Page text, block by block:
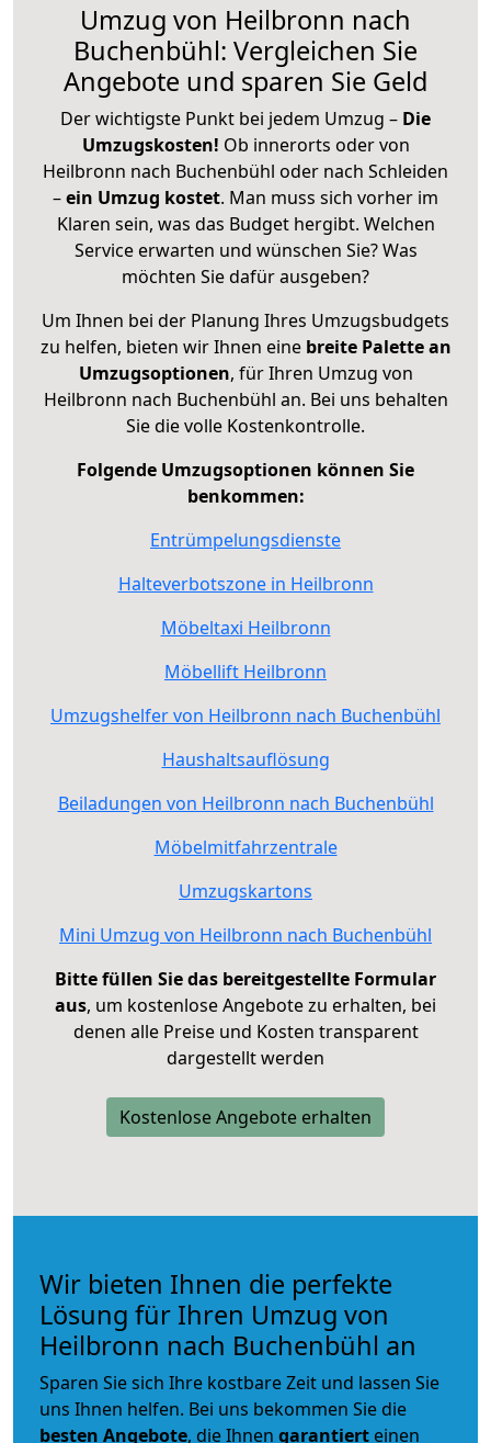
Umzug von Heilbronn nach
Buchenbühl: Vergleichen Sie
Angebote und sparen Sie Geld
Der wichtigste Punkt bei jedem Umzug – Die
Umzugskosten! Ob innerorts oder von
Heilbronn nach Buchenbühl oder nach Schleiden
–ein Umzug kostet. Man muss sich vorher im
Klaren sein, was das Budget hergibt. Welchen
Service erwarten und wünschen Sie? Was
möchten Sie dafür ausgeben?
Um Ihnen bei der Planung Ihres Umzugsbudgets
zu helfen, bieten wir Ihnen eine breite Palette an
Umzugsoptionen, für Ihren Umzug von
Heilbronn nach Buchenbühl an. Bei uns behalten
Sie die volle Kostenkontrolle.
Folgende Umzugsoptionen können Sie
benkommen:
Entrümpelungsdienste
Halteverbotszone in Heilbronn
Möbeltaxi Heilbronn
Möbellift Heilbronn
Umzugshelfer von Heilbronn nach Buchenbühl
Haushaltsauflösung
Beiladungen von Heilbronn nach Buchenbühl
Möbelmitfahrzentrale
Umzugskartons
Mini Umzug von Heilbronn nach Buchenbühl
Bitte füllen Sie das bereitgestellte Formular
aus, um kostenlose Angebote zu erhalten, bei
denen alle Preise und Kosten transparent
dargestellt werden
Kostenlose Angebote erhalten
Wir bieten Ihnen die perfekte
Lösung für Ihren Umzug von
Heilbronn nach Buchenbühl an
Sparen Sie sich Ihre kostbare Zeit und lassen Sie
uns Ihnen helfen. Bei uns bekommen Sie die
besten Angebote, die Ihnen garantiert einen